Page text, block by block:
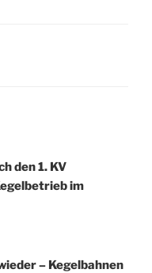
den 1. KV
im
– Kegelbahnen